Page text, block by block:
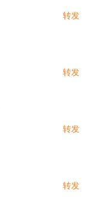
转发
转发
转发
转发